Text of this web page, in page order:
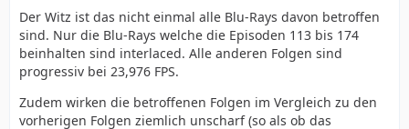
Der Witz ist das nicht einmal alle Blu-Rays davon betroffen
sind. Nur die Blu-Rays welche die Episoden 113 bis 174
beinhalten sind interlaced. Alle anderen Folgen sind
progressiv bei 23,976 FPS.
Zudem wirken die betroffenen Folgen im Vergleich zu den
vorherigen Folgen ziemlich unscharf (so als ob das